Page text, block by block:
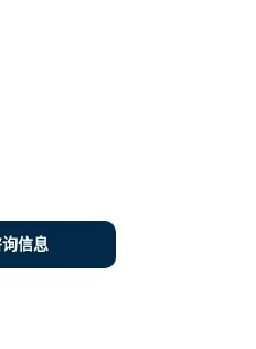
信息